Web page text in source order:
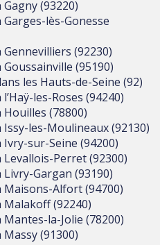
(93220)
lès-Gonesse
(92230)
(95190)
les Hauts-de-Seine (92)
les-Roses (94240)
(78800)
les-Moulineaux (92130)
sur-Seine (94200)
Perret (92300)
Gargan (93190)
Alfort (94700)
(92240)
la-Jolie (78200)
(91300)